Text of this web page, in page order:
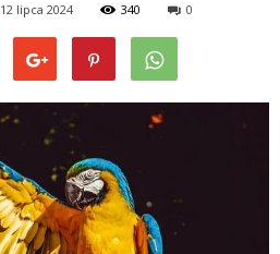
12 lipca 2024 340 0